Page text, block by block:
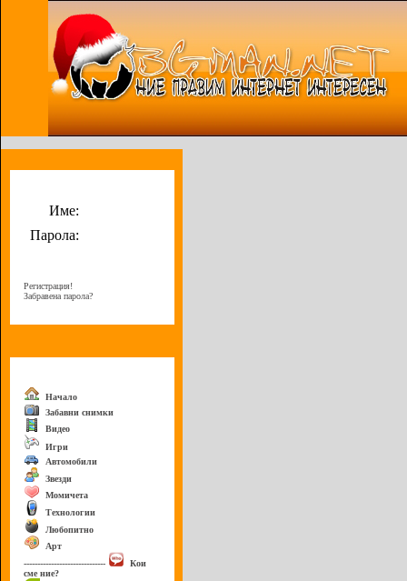
Име:
Парола:
Регистрация!
Забравена парола?
Начало
Забавни снимки
Видео
Игри
Автомобили
Звезди
Момичета
Технологии
Любопитно
Арт
------------------------------
Кои
сме ние?